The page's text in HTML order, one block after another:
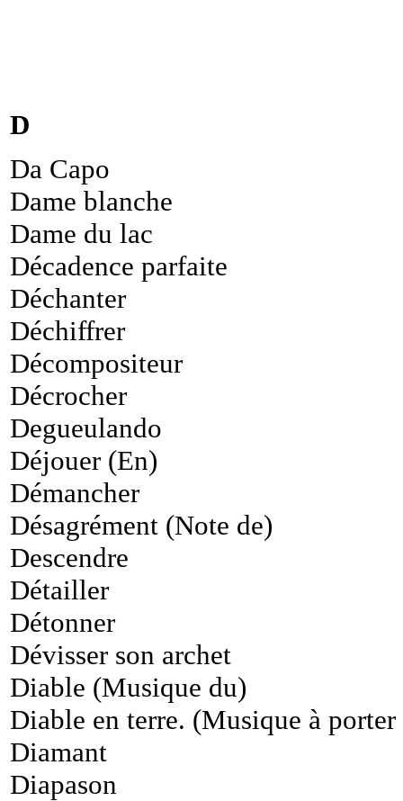
D
Da Capo
Dame blanche
Dame du lac
Décadence parfaite
Déchanter
Déchiffrer
Décompositeur
Décrocher
Degueulando
Déjouer (En)
Démancher
Désagrément (Note de)
Descendre
Détailler
Détonner
Dévisser son archet
Diable (Musique du)
Diable en terre. (Musique à
Diamant
Diapason